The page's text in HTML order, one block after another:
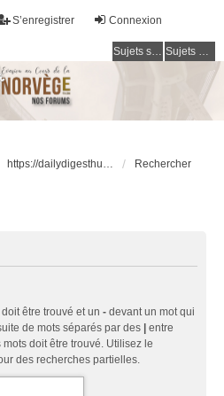
Connexion
S’enregistrer
Sujets sans réponse Sujets actifs
https://dailydigesthub.com Rechercher
être trouvé et un - devant un mot qui
de mots séparés par des
entre
doit être trouvé. Utilisez le
des recherches partielles.